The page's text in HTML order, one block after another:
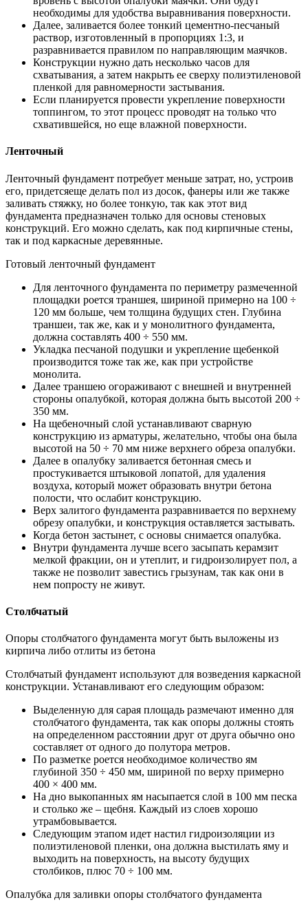
необходимы для удобства выравнивания поверхности.
Далее, заливается более тонкий цементно-песчаный
раствор, изготовленный в пропорциях 1:3, и
разравнивается правилом по направляющим маячков.
Конструкции нужно дать несколько часов для
схватывания, а затем накрыть ее сверху полиэтиленовой
пленкой для равномерности застывания.
Если планируется провести укрепление поверхности
топпингом, то этот процесс проводят на только что
схватившейся, но еще влажной поверхности.
Ленточный
Ленточный фундамент потребует меньше затрат, но, устроив
его, придетсяеще делать пол из досок, фанеры или же также
заливать стяжку, но более тонкую, так как этот вид
фундамента предназначен только для основы стеновых
конструкций. Его можно сделать, как под кирпичные стены,
так и под каркасные деревянные.
Готовый ленточный фундамент
Для ленточного фундамента по периметру размеченной
площадки роется траншея, шириной примерно на 100 ÷
120 мм больше, чем толщина будущих стен. Глубина
траншеи, так же, как и у монолитного фундамента,
должна составлять 400 ÷ 550 мм.
Укладка песчаной подушки и укрепление щебенкой
производится тоже так же, как при устройстве
монолита.
Далее траншею огораживают с внешней и внутренней
стороны опалубкой, которая должна быть высотой 200 ÷
350 мм.
На щебеночный слой устанавливают сварную
конструкцию из арматуры, желательно, чтобы она была
высотой на 50 ÷ 70 мм ниже верхнего обреза опалубки.
Далее в опалубку заливается бетонная смесь и
простукивается штыковой лопатой, для удаления
воздуха, который может образовать внутри бетона
полости, что ослабит конструкцию.
Верх залитого фундамента разравнивается по верхнему
обрезу опалубки, и конструкция оставляется застывать.
Когда бетон застынет, с основы снимается опалубка.
Внутри фундамента лучше всего засыпать керамзит
мелкой фракции, он и утеплит, и гидроизолирует пол, а
также не позволит завестись грызунам, так как они в
нем попросту не живут.
Столбчатый
Опоры столбчатого фундамента могут быть выложены из
кирпича либо отлиты из бетона
Столбчатый фундамент используют для возведения каркасной
конструкции. Устанавливают его следующим образом:
Выделенную для сарая площадь размечают именно для
столбчатого фундамента, так как опоры должны стоять
на определенном расстоянии друг от друга обычно оно
составляет от одного до полутора метров.
По разметке роется необходимое количество ям
глубиной 350 ÷ 450 мм, шириной по верху примерно
400 × 400 мм.
На дно выкопанных ям насыпается слой в 100 мм песка
и столько же – щебня. Каждый из слоев хорошо
утрамбовывается.
Следующим этапом идет настил гидроизоляции из
полиэтиленовой пленки, она должна выстилать яму и
выходить на поверхность, на высоту будущих
столбиков, плюс 70 ÷ 100 мм.
Опалубка для заливки опоры столбчатого фундамента